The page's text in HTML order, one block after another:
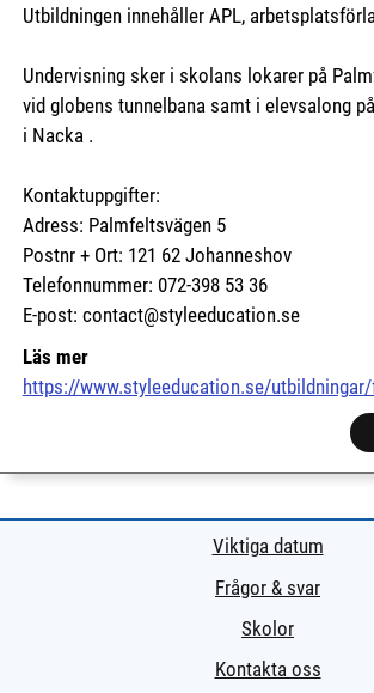
Utbildningen innehåller APL,
Undervisning sker i skolans lokarer på
vid globens tunnelbana samt i elevsalong
i Nacka .
Kontaktuppgifter:
Adress: Palmfeltsvägen 5
Postnr + Ort: 121 62 Johanneshov
Telefonnummer: 072-398 53 36
E-post: contact@styleeducation.se
Läs mer
https://www.styleeducation.se/
Viktiga datum
Frågor & svar
Skolor
Kontakta oss